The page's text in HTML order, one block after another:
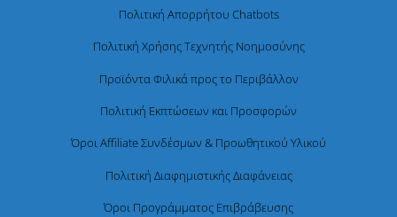
Πολιτική Απορρήτου Chatbots
Πολιτική Χρήσης Τεχνητής Νοημοσύνης
Προϊόντα Φιλικά προς το Περιβάλλον
Πολιτική Εκπτώσεων και Προσφορών
Όροι Affiliate Συνδέσμων & Προωθητικού Υλικού
Πολιτική Διαφημιστικής Διαφάνειας
Όροι Προγράμματος Επιβράβευσης